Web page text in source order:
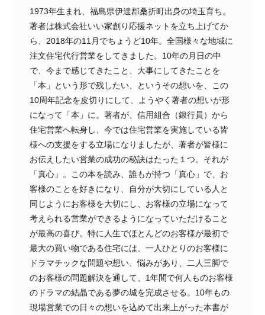
1973年生まれ、福島県伊達郡桑折町出身の埼玉育ち。
著者は株式会社いい家創り応援ネットを立ち上げてか
ら、2018年の11月でちょうど10年。全国様々な地域に
注文住宅代行営業をしてきました。10年の月日の中
で、今まで感じてきたこと、大事にしてきたことを
「本」という形で残したい、というその想いを、この
10周年記念を皮切りにして、ようやく著者の想いが形
になって「本」に。著者が、信用組合（銀行員）から
住宅営業へ転身し、今では住宅営業を実施している皆
様への支援をする立場になりましたが、著者が皆様に
お伝えしたい営業の成功の秘訣はたった１つ。それが
「真心」。この本を読み、誰もが持つ「真心」で、お
客様のことを好きになり、自分が大切にしている人と
同じようにお客様を大切にし、お客様の立場になって
考えられる営業ができるようになっていただけること
が最高の喜び。特に人生でほとんどのお客様が最初で
最大の買い物である住宅には、一人ひとりのお客様に
ドラマチックな問題や想い、悩みがあり、二人三脚で
のお客様の問題解決を通して、1年間で何人ものお客様
のドラマの結晶である夢の城を完成させる。10年もの
現場営業での日々の想いを込めて出来上がった本書が